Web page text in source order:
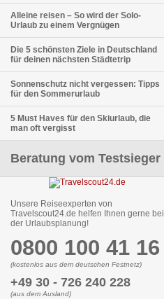
Alleine reisen – So wird der Solo-
Urlaub zu einem Vergnügen
Die 5 schönsten Ziele in Deutschland
für deinen nächsten Städtetrip
Sonnenschutz nicht vergessen: Tipps
für den Sommerurlaub
5 Must Haves für den Skiurlaub, die
man oft vergisst
Beratung vom Testsieger
Unsere Reiseexperten von
Travelscout24.de helfen Ihnen gerne bei
der Urlaubsplanung!
0800 100 41 16
(kostenlos aus dem deutschen Festnetz)
+49 30 - 726 240 228
(aus dem Ausland)